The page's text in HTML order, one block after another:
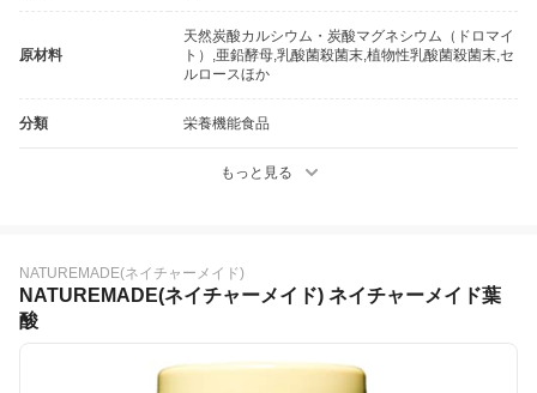
原材料
天然炭酸カルシウム・炭酸マグネシウム（ドロマイ
ト）,亜鉛酵母,乳酸菌殺菌末,植物性乳酸菌殺菌末,セ
ルロースほか
分類 栄養機能食品
もっと見る
NATUREMADE(ネイチャーメイド)
NATUREMADE(ネイチャーメイド) ネイチャーメイド葉
酸